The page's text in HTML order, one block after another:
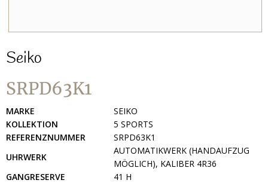
Seiko
SRPD63K1
MARKE
SEIKO
KOLLEKTION
5 SPORTS
REFERENZNUMMER
SRPD63K1
UHRWERK
AUTOMATIKWERK (HANDAUFZUG
MÖGLICH), KALIBER 4R36
GANGRESERVE
41 H